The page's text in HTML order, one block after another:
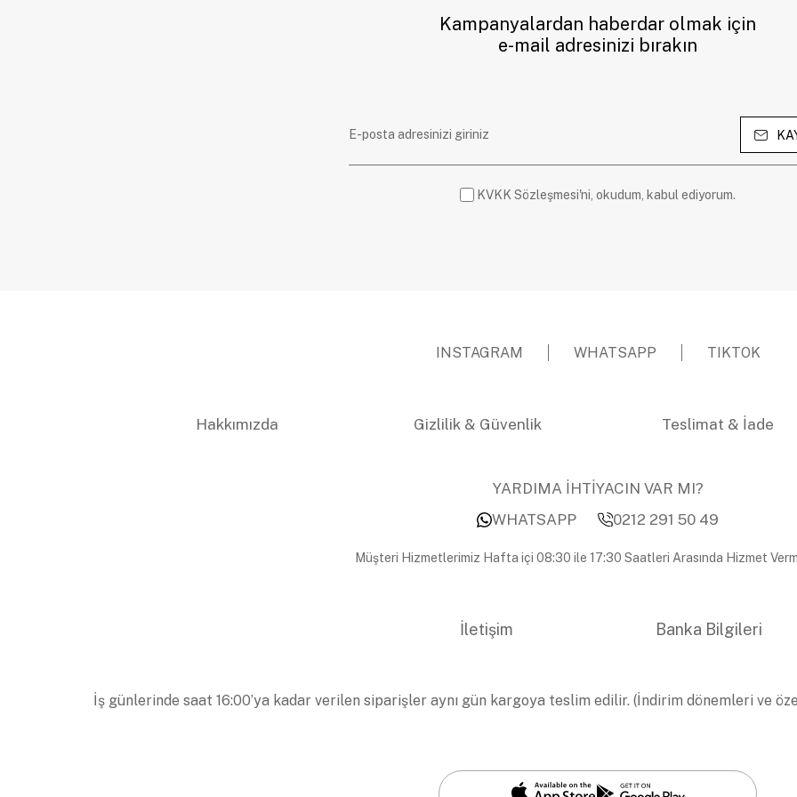
Kampanyalardan haberdar olmak için
e-mail adresinizi bırakın
KVKK Sözleşmesi'ni, okudum, kabul ediyorum.
INSTAGRAM WHATSAPP TIKTOK
Hakkımızda Gizlilik & Güvenlik Teslimat & İade
YARDIMA İHTİYACIN VAR MI?
WHATSAPP
0212 291 50 49
Müşteri Hizmetlerimiz Hafta içi 08:30 ile 17:30 Saatleri Arasında Hizmet
İletişim Banka Bilgileri
İş günlerinde saat 16:00’ya kadar verilen siparişler aynı gün kargoya teslim edilir. (İndirim dönemleri ve